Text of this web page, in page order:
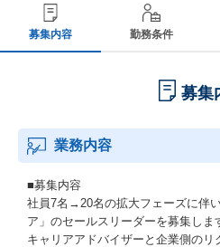
募集内容 勤務条件
募集
業務内容
■募集内容
社員7名→20名の拡大フェーズに伴
ア」のセールスリーダーを募集しま
キャリアアドバイザーと企業側の